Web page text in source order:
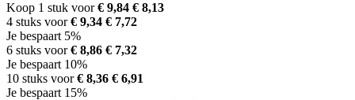
Koop 1 stuk voor€ 9,84 € 8,13
4 stuks voor€ 9,34 € 7,72
Je bespaart 5%
6 stuks voor€ 8,86 € 7,32
Je bespaart 10%
10 stuks voor€ 8,36 € 6,91
Je bespaart 15%